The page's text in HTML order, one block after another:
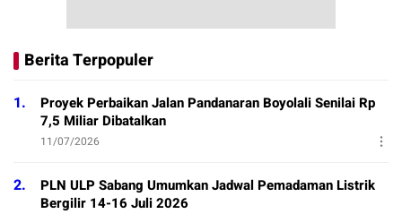
Berita Terpopuler
1.
Proyek Perbaikan Jalan Pandanaran Boyolali Senilai Rp
7,5 Miliar Dibatalkan
11/07/2026
2.
PLN ULP Sabang Umumkan Jadwal Pemadaman Listrik
Bergilir 14-16 Juli 2026